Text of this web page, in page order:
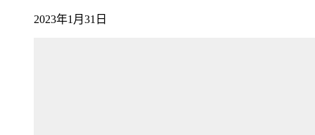
2023年1月31日